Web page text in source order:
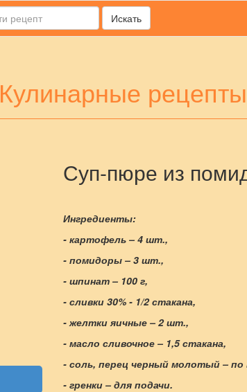
Искать
Кулинарные рецепты
Суп-пюре из
Ингредиенты:
- картофель – 4 шт.,
- помидоры – 3 шт.,
- шпинат – 100 г,
- сливки 30% - 1/2 стакана,
- желтки яичные – 2 шт.,
- масло сливочное – 1,5 стакана,
- соль, перец черный молотый – по
- гренки – для подачи.